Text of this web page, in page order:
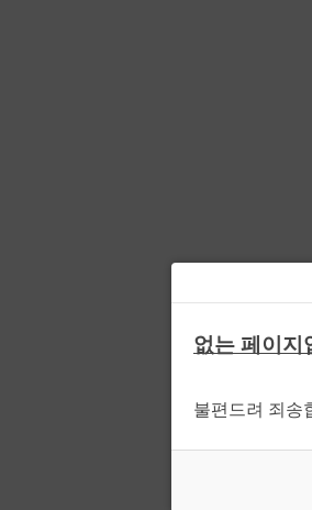
없는 페이지
불편드려 죄송